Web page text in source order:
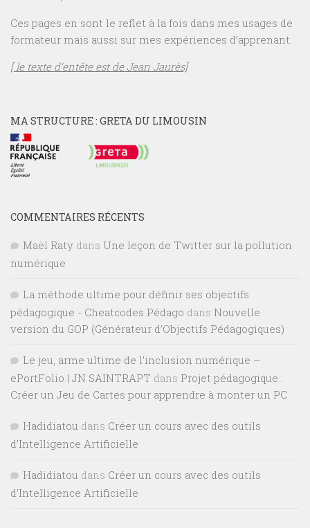
Ces pages en sont le reflet à la fois dans mes usages de
formateur mais aussi sur mes expériences d’apprenant.
[ le texte d’entête est de Jean Jaurès]
MA STRUCTURE : GRETA DU LIMOUSIN
COMMENTAIRES RÉCENTS
Maël Raty dans Une leçon de Twitter sur la pollution
numérique
La méthode ultime pour définir ses objectifs
pédagogique - Cheatcodes Pédago dans Nouvelle
version du GOP (Générateur d’Objectifs Pédagogiques)
Le jeu, arme ultime de l’inclusion numérique –
ePortFolio | JN SAINTRAPT dans Projet pédagogique :
Créer un Jeu de Cartes pour apprendre à monter un PC
Hadidiatou dans Créer un cours avec des outils
d’Intelligence Artificielle
Hadidiatou dans Créer un cours avec des outils
d’Intelligence Artificielle